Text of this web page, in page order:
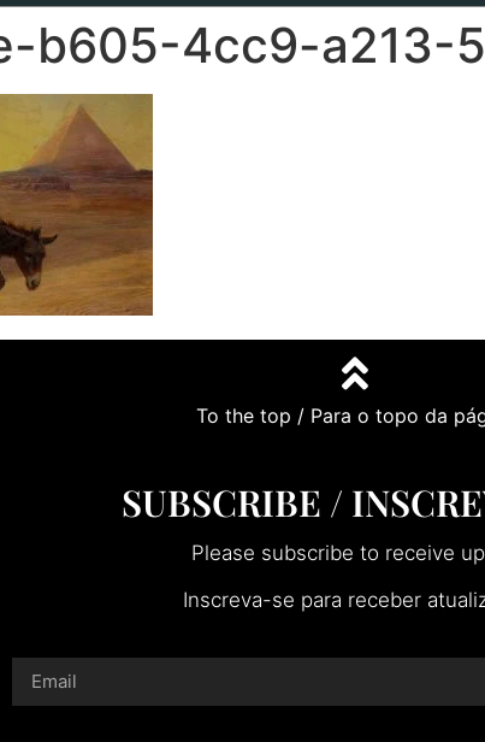
b605-4cc9-a213-
To the top / Para o topo da
SUBSCRIBE /
Please subscribe to receive
Inscreva-se para receber